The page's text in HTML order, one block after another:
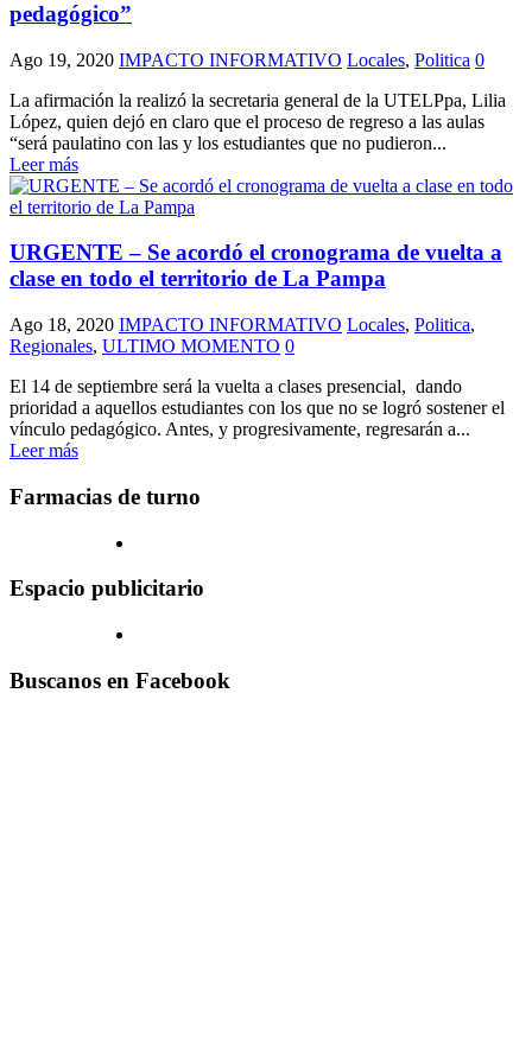
pedagógico”
Ago 19, 2020 IMPACTO INFORMATIVO Locales, Politica 0
La afirmación la realizó la secretaria general de la UTELPpa, Lilia
López, quien dejó en claro que el proceso de regreso a las aulas
“será paulatino con las y los estudiantes que no pudieron...
Leer más
URGENTE – Se acordó el cronograma de vuelta a
clase en todo el territorio de La Pampa
Ago 18, 2020 IMPACTO INFORMATIVO Locales, Politica,
Regionales, ULTIMO MOMENTO 0
El 14 de septiembre será la vuelta a clases presencial, dando
prioridad a aquellos estudiantes con los que no se logró sostener el
vínculo pedagógico. Antes, y progresivamente, regresarán a...
Leer más
Farmacias de turno
Espacio publicitario
Buscanos en Facebook